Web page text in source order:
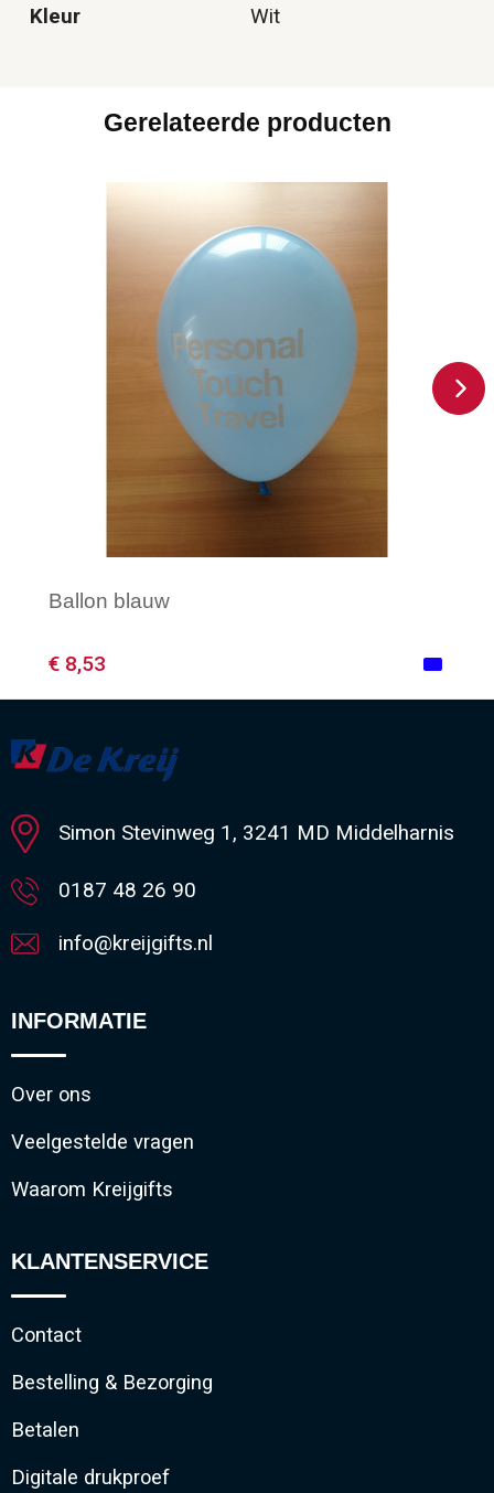
Kleur Wit
Gerelateerde producten
Ballon blauw
€ 8,53
Minimale afname: 1
Simon Stevinweg 1, 3241 MD Middelharnis
0187 48 26 90
info@kreijgifts.nl
INFORMATIE
Over ons
Veelgestelde vragen
Waarom Kreijgifts
KLANTENSERVICE
Contact
Bestelling & Bezorging
Betalen
Digitale drukproef